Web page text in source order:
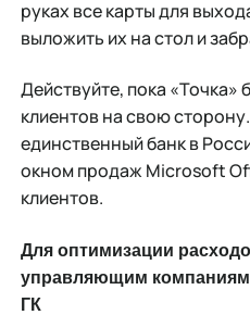
руках все карты для
выложить их на стол и
Действуйте, пока «Точка»
клиентов на свою
единственный банк в
окном продаж Microsoft
клиентов.
Для оптимизации
управляющим
ГК